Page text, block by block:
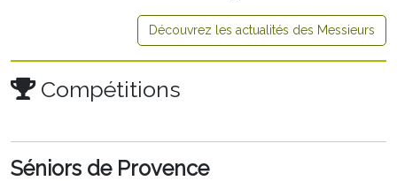
Découvrez les actualités des Messieurs
Compétitions
Séniors de Provence